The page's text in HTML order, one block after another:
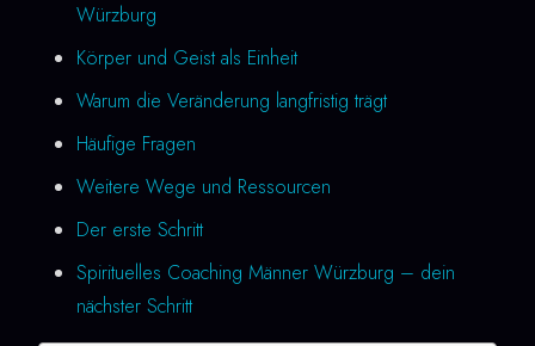
Würzburg
Körper und Geist als Einheit
Warum die Veränderung langfristig trägt
Häufige Fragen
Weitere Wege und Ressourcen
Der erste Schritt
Spirituelles Coaching Männer Würzburg – dein
nächster Schritt